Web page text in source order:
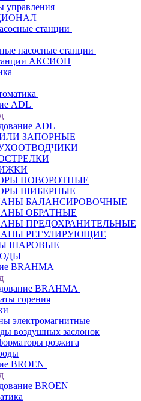
станции
насосные станции
АКСИОН
ADL
ADL
ЗАПОРНЫЕ
ПОВОРОТНЫЕ
ШИБЕРНЫЕ
БАЛАНСИРОВОЧНЫЕ
ОБРАТНЫЕ
ПРЕДОХРАНИТЕЛЬНЫЕ
РЕГУЛИРУЮЩИЕ
ШАРОВЫЕ
BRAHMA
BRAHMA
горения
электромагнитные
воздушных заслонок
розжига
BROEN
BROEN